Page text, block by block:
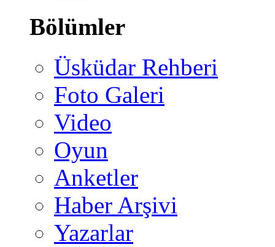
Bölümler
Üsküdar Rehberi
Foto Galeri
Video
Oyun
Anketler
Haber Arşivi
Yazarlar